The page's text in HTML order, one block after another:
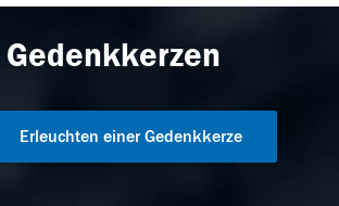
Gedenkkerzen
Erleuchten einer Gedenkkerze